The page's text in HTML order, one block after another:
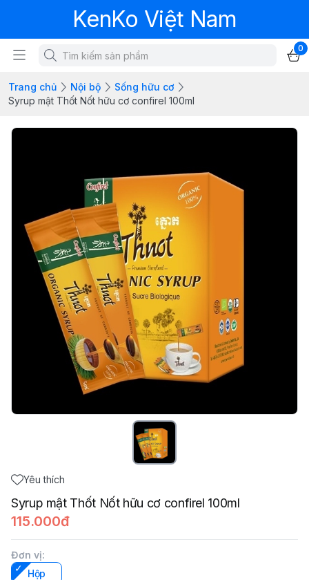
KenKo Việt Nam
0
Trang chủ Nội bộ
Sống hữu cơ
Syrup mật Thốt Nốt hữu cơ confirel 100ml
Yêu thích
Syrup mật Thốt Nốt hữu cơ confirel 100ml
115.000đ
Đơn vị:
Hộp